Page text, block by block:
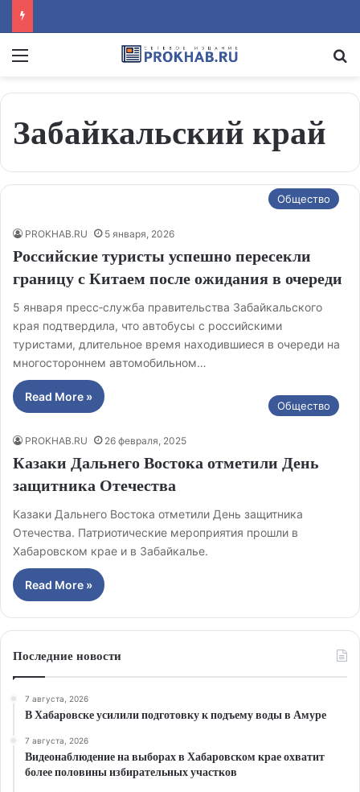
Menu
Забайкальский край
Общество
PROKHAB.RU 5 января, 2026
Российские туристы успешно пересекли
границу с Китаем после ожидания в очереди
5 января пресс‑служба правительства Забайкальского
края подтвердила, что автобусы с российскими
туристами, длительное время находившиеся в очереди на
многостороннем автомобильном…
Read More »
Общество
PROKHAB.RU 26 февраля, 2025
Казаки Дальнего Востока отметили День
защитника Отечества
Казаки Дальнего Востока отметили День защитника
Отечества. Патриотические мероприятия прошли в
Хабаровском крае и в Забайкалье.
Read More »
Последние новости
7 августа, 2026
В Хабаровске усилили подготовку к подъему воды в Амуре
7 августа, 2026
Видеонаблюдение на выборах в Хабаровском крае охватит
более половины избирательных участков